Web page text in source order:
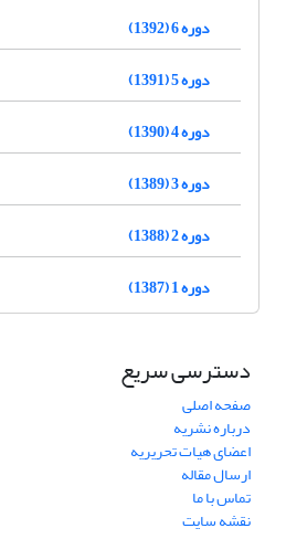
دوره 6 (1392)
دوره 5 (1391)
دوره 4 (1390)
دوره 3 (1389)
دوره 2 (1388)
دوره 1 (1387)
دسترسی سریع
صفحه اصلی
درباره نشریه
اعضای هیات تحریریه
ارسال مقاله
تماس با ما
نقشه سایت